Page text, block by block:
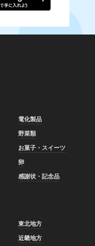
電化製品
野菜類
お菓子・スイーツ
卵
感謝状・記念品
東北地方
近畿地方